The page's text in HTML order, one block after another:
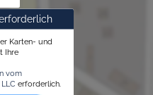
Karten- und
Ihre
vom
erforderlich.